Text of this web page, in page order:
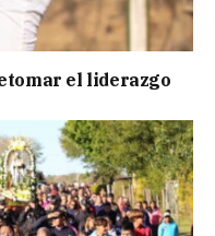
el liderazgo